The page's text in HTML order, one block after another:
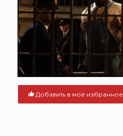
Добавить в моё избранное